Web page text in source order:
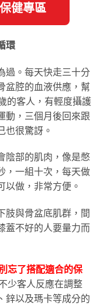
健專區
環
過。每天快走三十分
盆腔的血液供應，幫
的客人，有輕度攝護
動，三個月後回來跟
也很驚訝。
陰部的肌肉，像是憋
，一組十次，每天做
以做，非常方便。
肢與骨盆底肌群，間
蓋不好的人要量力而
忘了搭配適合的保
少客人反應在調整
鋅以及瑪卡等成分的